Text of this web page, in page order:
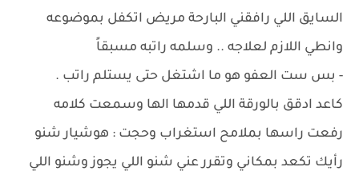
السايق اللي رافقني البارحة مريض اتكفل بموضوعه
وانطي اللازم لعلاجه .. وسلمه راتبه مسبقاً
- بس ست العفو هو ما اشتغل حتى يستلم راتب .
كاعد ادقق بالورقة اللي قدمها الها وسمعت كلامه
رفعت راسها بملامح استغراب وحجت : هوشيار شنو
رأيك تكعد بمكاني وتقرر عني شنو اللي يجوز وشنو اللي